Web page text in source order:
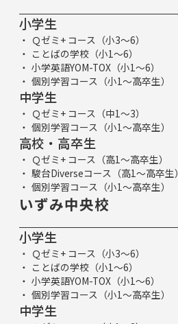
小学生
Ｑゼミ+ コース（小3～6）
ことばの学校（小1～6）
小学英語YOM-TOX（小1～6）
個別学習コース（小1～高卒生）
中学生
Ｑゼミ+ コース（中1～3）
個別学習コース（小1～高卒生）
高校・高卒生
Ｑゼミ+ コース（高1～高卒生）
駿台Diverseコース（高1～高卒生）
個別学習コース（小1～高卒生）
いずみ中央校
小学生
Ｑゼミ+ コース（小3～6）
ことばの学校（小1～6）
小学英語YOM-TOX（小1～6）
個別学習コース（小1～高卒生）
中学生